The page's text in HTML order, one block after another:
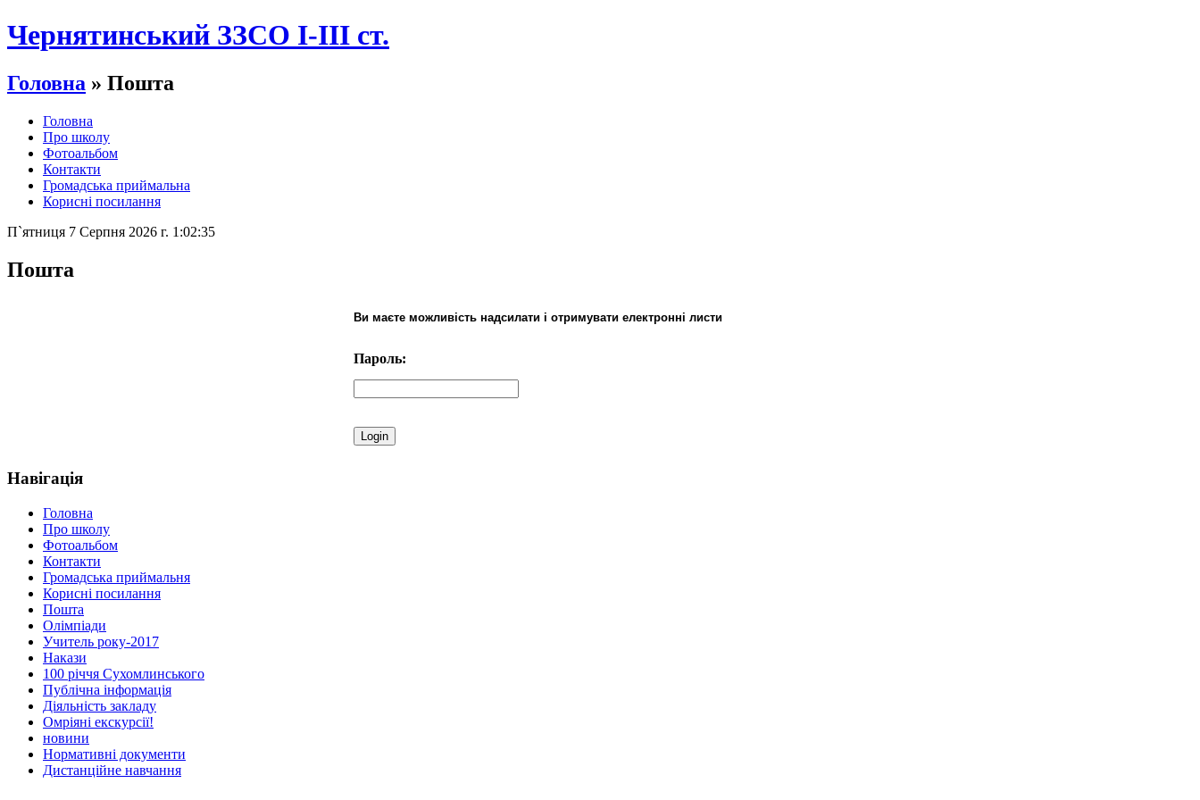
Чернятинський ЗЗСО І-ІІІ ст.
Головна » Пошта
Головна
Про школу
Фотоальбом
Контакти
Громадська приймальна
Корисні посилання
П`ятниця 7 Серпня 2026 г. 1:02:35
Пошта
Ви маєте можливість надсилати і отримувати електронні листи
Пароль:
Навігація
Головна
Про школу
Фотоальбом
Контакти
Громадська приймальня
Корисні посилання
Пошта
Олімпіади
Учитель року-2017
Накази
100 річчя Сухомлинського
Публічна інформація
Діяльність закладу
Омріяні екскурсії!
новини
Нормативні документи
Дистанційне навчання